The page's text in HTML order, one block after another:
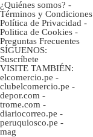
¿Quiénes somos? -
Términos y Condiciones
Política de Privacidad -
Politica de Cookies -
Preguntas Frecuentes
SÍGUENOS:
Suscríbete
VISITE TAMBIÉN:
elcomercio.pe -
clubelcomercio.pe -
depor.com -
trome.com -
diariocorreo.pe -
peruquiosco.pe -
mag